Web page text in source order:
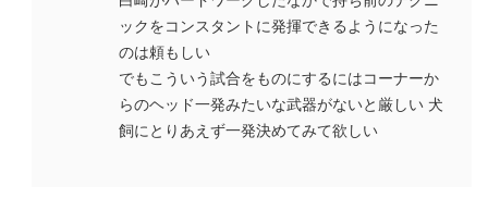
ックをコンスタントに発揮できるようになった
のは頼もしい
でもこういう試合をものにするにはコーナーか
らのヘッド一発みたいな武器がないと厳しい 犬
飼にとりあえず一発決めてみて欲しい